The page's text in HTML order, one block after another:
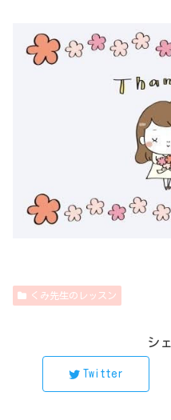
くみ先生のレッスン
シ
Twitter